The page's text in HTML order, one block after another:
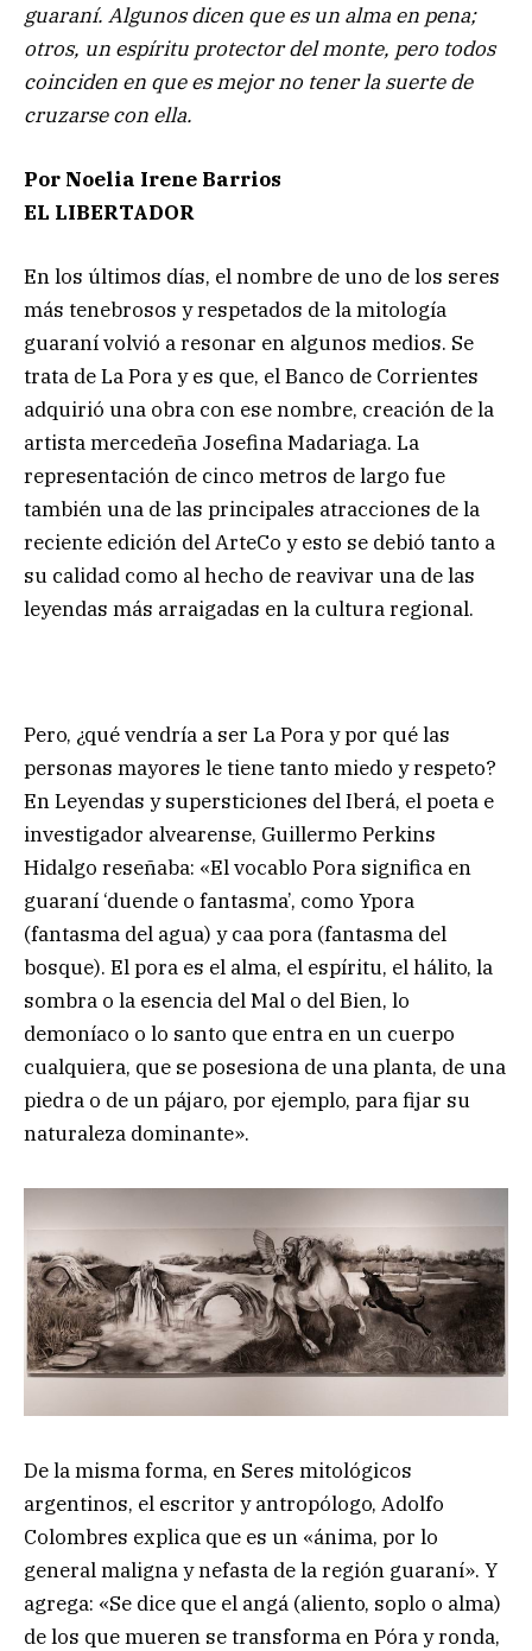
guaraní. Algunos dicen que es un alma en pena;
otros, un espíritu protector del monte, pero todos
coinciden en que es mejor no tener la suerte de
cruzarse con ella.
Por Noelia Irene Barrios
EL LIBERTADOR
En los últimos días, el nombre de uno de los seres
más tenebrosos y respetados de la mitología
guaraní volvió a resonar en algunos medios. Se
trata de La Pora y es que, el Banco de Corrientes
adquirió una obra con ese nombre, creación de la
artista mercedeña Josefina Madariaga. La
representación de cinco metros de largo fue
también una de las principales atracciones de la
reciente edición del ArteCo y esto se debió tanto a
su calidad como al hecho de reavivar una de las
leyendas más arraigadas en la cultura regional.
Pero, ¿qué vendría a ser La Pora y por qué las
personas mayores le tiene tanto miedo y respeto?
En Leyendas y supersticiones del Iberá, el poeta e
investigador alvearense, Guillermo Perkins
Hidalgo reseñaba: «El vocablo Pora significa en
guaraní ‘duende o fantasma’, como Ypora
(fantasma del agua) y caa pora (fantasma del
bosque). El pora es el alma, el espíritu, el hálito, la
sombra o la esencia del Mal o del Bien, lo
demoníaco o lo santo que entra en un cuerpo
cualquiera, que se posesiona de una planta, de una
piedra o de un pájaro, por ejemplo, para fijar su
naturaleza dominante».
De la misma forma, en Seres mitológicos
argentinos, el escritor y antropólogo, Adolfo
Colombres explica que es un «ánima, por lo
general maligna y nefasta de la región guaraní». Y
agrega: «Se dice que el angá (aliento, soplo o alma)
de los que mueren se transforma en Póra y ronda,